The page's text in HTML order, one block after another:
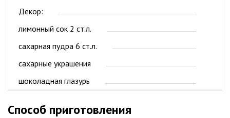
Декор:
лимонный сок 2 ст.л.
сахарная пудра 6 ст.л.
сахарные украшения
шоколадная глазурь
Способ приготовления